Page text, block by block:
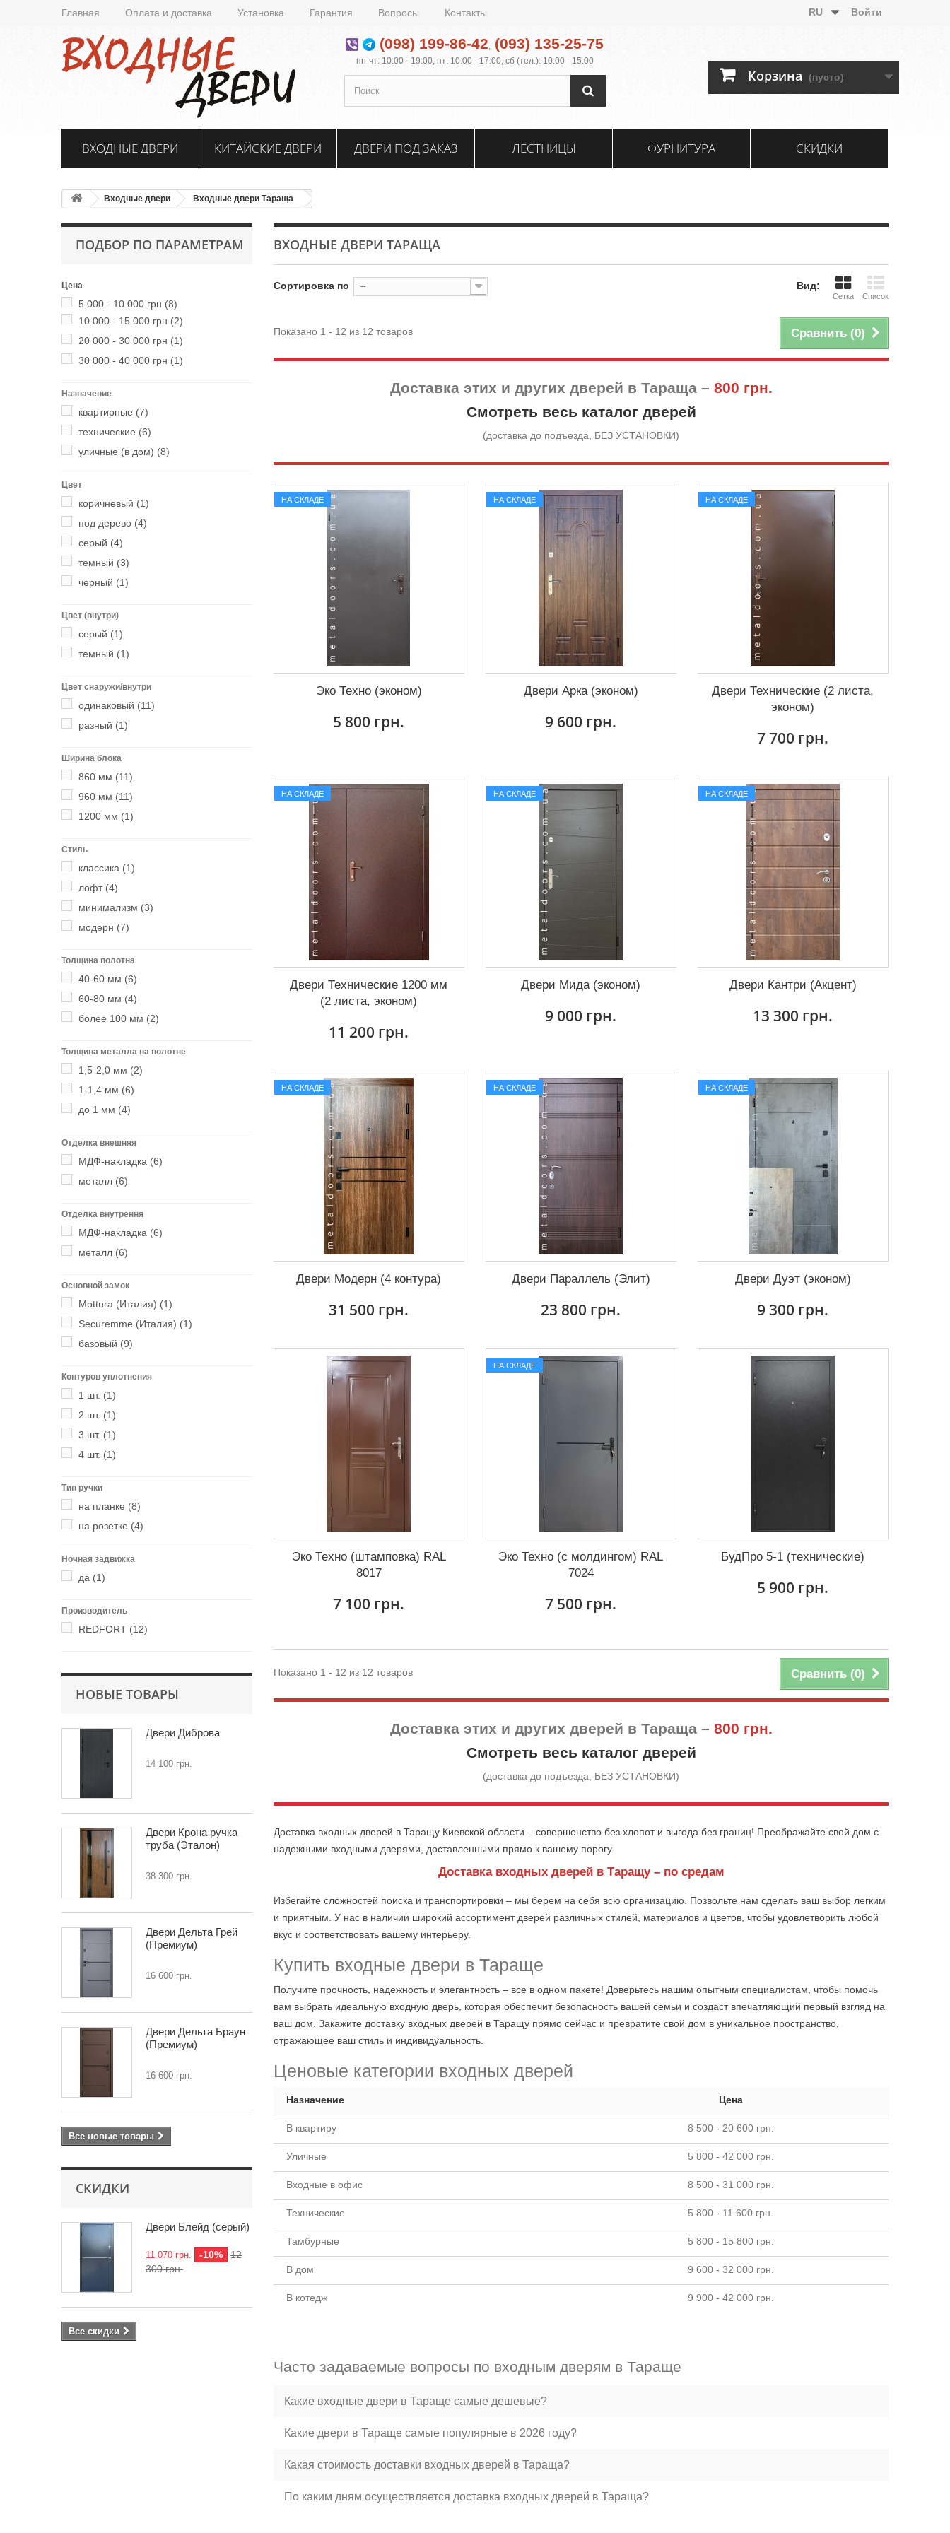
Главная Оплата и доставка Установка Гарантия Вопросы Контакты Войти
RU
(098) 199-86-42, (093) 135-25-75
пн-чт: 10:00 - 19:00, пт: 10:00 - 17:00, сб (тел.): 10:00 - 15:00
Корзина (пусто)
ВХОДНЫЕ ДВЕРИ КИТАЙСКИЕ ДВЕРИ ДВЕРИ ПОД ЗАКАЗ ЛЕСТНИЦЫ ФУРНИТУРА СКИДКИ
Входные двери Входные двери Тараща
ПОДБОР ПО ПАРАМЕТРАМ
Цена
5 000 - 10 000 грн (8)
10 000 - 15 000 грн (2)
20 000 - 30 000 грн (1)
30 000 - 40 000 грн (1)
Назначение
квартирные (7)
технические (6)
уличные (в дом) (8)
Цвет
коричневый (1)
под дерево (4)
серый (4)
темный (3)
черный (1)
Цвет (внутри)
серый (1)
темный (1)
Цвет снаружи/внутри
одинаковый (11)
разный (1)
Ширина блока
860 мм (11)
960 мм (11)
1200 мм (1)
Стиль
классика (1)
лофт(4)
минимализм (3)
модерн (7)
Толщина полотна
40-60 мм (6)
60-80 мм (4)
более 100 мм (2)
Толщина металла на полотне
1,5-2,0 мм (2)
1-1,4 мм (6)
до 1 мм (4)
Отделка внешняя
МДФ-накладка (6)
металл (6)
Отделка внутрення
МДФ-накладка (6)
металл (6)
Основной замок
Mottura (Италия) (1)
Securemme (Италия) (1)
базовый (9)
Контуров уплотнения
1 шт. (1)
2 шт. (1)
3 шт. (1)
4 шт. (1)
Тип ручки
на планке (8)
на розетке (4)
Ночная задвижка
да (1)
Производитель
REDFORT (12)
НОВЫЕ ТОВАРЫ
Двери Диброва
14 100 грн.
Двери Крона ручка
труба (Эталон)
38 300 грн.
Двери Дельта Грей
(Премиум)
16 600 грн.
Двери Дельта Браун
(Премиум)
16 600 грн.
Все новые товары
СКИДКИ
Двери Блейд (серый)
11 070 грн. -10%
12
300 грн.
Все скидки
ВХОДНЫЕ ДВЕРИ ТАРАЩА
Вид:
Сетка Список
Сортировка по --
Сравнить (0)
Показано 1 - 12 из 12 товаров
Доставка этих и других дверей в Тараща – 800 грн.
Смотреть весь каталог дверей
(доставка до подъезда, БЕЗ УСТАНОВКИ)
НА СКЛАДЕ
Эко Техно (эконом)
5 800 грн.
НА СКЛАДЕ
Двери Арка (эконом)
9 600 грн.
НА СКЛАДЕ
Двери Технические (2 листа,
эконом)
7 700 грн.
НА СКЛАДЕ
Двери Технические 1200 мм
(2 листа, эконом)
11 200 грн.
НА СКЛАДЕ
Двери Мида (эконом)
9 000 грн.
НА СКЛАДЕ
Двери Кантри (Акцент)
13 300 грн.
НА СКЛАДЕ
Двери Модерн (4 контура)
31 500 грн.
НА СКЛАДЕ
Двери Параллель (Элит)
23 800 грн.
НА СКЛАДЕ
Двери Дуэт (эконом)
9 300 грн.
Эко Техно (штамповка) RAL
8017
7 100 грн.
НА СКЛАДЕ
Эко Техно (с молдингом) RAL
7024
7 500 грн.
БудПро 5-1 (технические)
5 900 грн.
Сравнить (0)
Показано 1 - 12 из 12 товаров
Доставка этих и других дверей в Тараща – 800 грн.
Смотреть весь каталог дверей
(доставка до подъезда, БЕЗ УСТАНОВКИ)
Доставка входных дверей в Таращу Киевской области – совершенство без хлопот и выгода без границ! Преображайте свой дом с
надежными входными дверями, доставленными прямо к вашему порогу.
Доставка входных дверей в Таращу – по средам
Избегайте сложностей поиска и транспортировки – мы берем на себя всю организацию. Позвольте нам сделать ваш выбор легким
и приятным. У нас в наличии широкий ассортимент дверей различных стилей, материалов и цветов, чтобы удовлетворить любой
вкус и соответствовать вашему интерьеру.
Купить входные двери в Тараще
Получите прочность, надежность и элегантность – все в одном пакете! Доверьтесь нашим опытным специалистам, чтобы помочь
вам выбрать идеальную входную дверь, которая обеспечит безопасность вашей семьи и создаст впечатляющий первый взгляд на
ваш дом. Закажите доставку входных дверей в Таращу прямо сейчас и превратите свой дом в уникальное пространство,
отражающее ваш стиль и индивидуальность.
Ценовые категории входных дверей
Назначение Цена
В квартиру 8 500 - 20 600 грн.
Уличные 5 800 - 42 000 грн.
Входные в офис 8 500 - 31 000 грн.
Технические 5 800 - 11 600 грн.
Тамбурные 5 800 - 15 800 грн.
В дом 9 600 - 32 000 грн.
В котедж 9 900 - 42 000 грн.
Часто задаваемые вопросы по входным дверям в Тараще
Какие входные двери в Тараще самые дешевые?
Какие двери в Тараще самые популярные в 2026 году?
Какая стоимость доставки входных дверей в Тараща?
По каким дням осуществляется доставка входных дверей в Тараща?